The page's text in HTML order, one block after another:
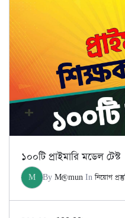
১০০টি প্রাইমারি মডেল টেস্ট
M By M@mun Inনিয়োগ